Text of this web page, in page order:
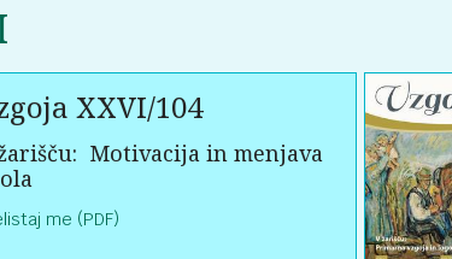
XXVI/104
Motivacija in menjava
me (PDF)